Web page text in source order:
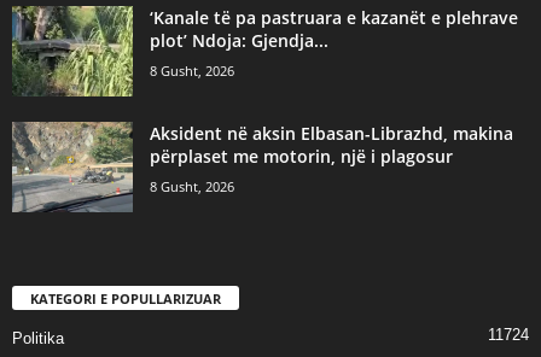
‘Kanale të pa pastruara e kazanët e plehrave
plot’ Ndoja: Gjendja...
8 Gusht, 2026
Aksident në aksin Elbasan-Librazhd, makina
përplaset me motorin, një i plagosur
8 Gusht, 2026
KATEGORI E POPULLARIZUAR
Politika 11724